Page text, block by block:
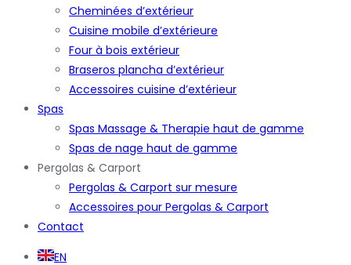
Cheminées d’extérieur
Cuisine mobile d’extérieure
Four à bois extérieur
Braseros plancha d’extérieur
Accessoires cuisine d’extérieur
Spas
Spas Massage & Therapie haut de gamme
Spas de nage haut de gamme
Pergolas & Carport
Pergolas & Carport sur mesure
Accessoires pour Pergolas & Carport
Contact
EN